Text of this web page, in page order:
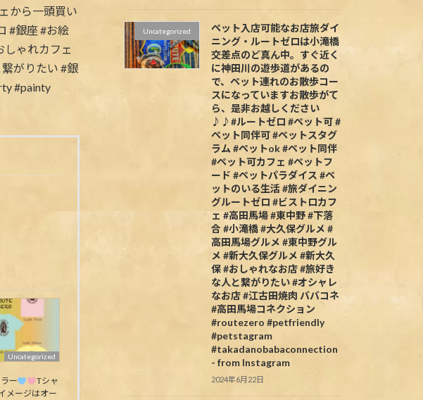
Uncategorized
ー
Tシャ
メージはオー
Uncategorized
ペット入店可能なお店旅ダイ
ニング・ルートゼロは小滝橋
交差点のど真ん中。すぐ近く
に神田川の遊歩道があるの
で、ペット連れのお散歩コー
スになっていますお散歩がて
ら、是非お越しください
♪♪#ルートゼロ #ペット可 #
ペット同伴可 #ペットスタグ
ラム #ペットok #ペット同伴
#ペット可カフェ #ペットフ
ード #ペットパラダイス #ペ
ットのいる生活 #旅ダイニン
グルートゼロ #ビストロカフ
ェ #高田馬場 #東中野 #下落
合 #小滝橋 #大久保グルメ #
高田馬場グルメ #東中野グル
メ #新大久保グルメ #新大久
保 #おしゃれなお店 #旅好き
な人と繋がりたい #オシャレ
なお店 #江古田焼肉 ババコネ
#高田馬場コネクション
#routezero #petfriendly
#petstagram
#takadanobabaconnection
- from Instagram
2024年6月22日